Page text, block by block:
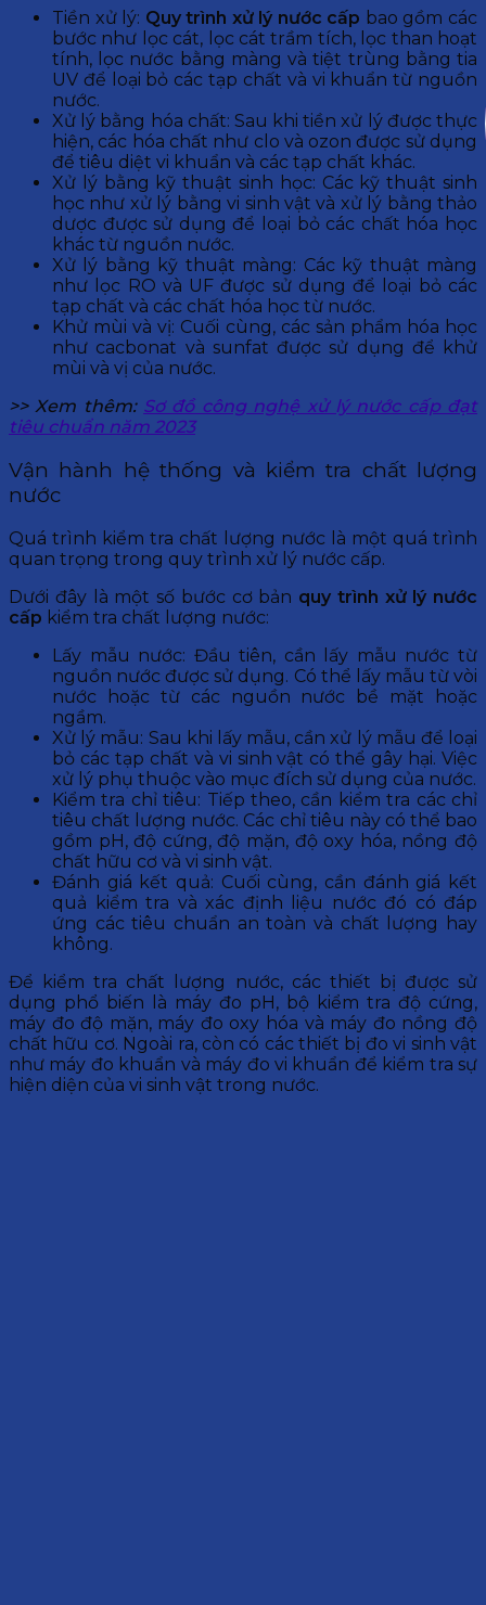
Tiền xử lý: Quy trình xử lý nước cấp bao gồm các
bước như lọc cát, lọc cát trầm tích, lọc than hoạt
tính, lọc nước bằng màng và tiệt trùng bằng tia
UV để loại bỏ các tạp chất và vi khuẩn từ nguồn
nước.
Xử lý bằng hóa chất: Sau khi tiền xử lý được thực
hiện, các hóa chất như clo và ozon được sử dụng
để tiêu diệt vi khuẩn và các tạp chất khác.
Xử lý bằng kỹ thuật sinh học: Các kỹ thuật sinh
học như xử lý bằng vi sinh vật và xử lý bằng thảo
dược được sử dụng để loại bỏ các chất hóa học
khác từ nguồn nước.
Xử lý bằng kỹ thuật màng: Các kỹ thuật màng
như lọc RO và UF được sử dụng để loại bỏ các
tạp chất và các chất hóa học từ nước.
Khử mùi và vị: Cuối cùng, các sản phẩm hóa học
như cacbonat và sunfat được sử dụng để khử
mùi và vị của nước.
>> Xem thêm: Sơ đồ công nghệ xử lý nước cấp đạt
tiêu chuẩn năm 2023
Vận hành hệ thống và kiểm tra chất lượng
nước
Quá trình kiểm tra chất lượng nước là một quá trình
quan trọng trong quy trình xử lý nước cấp.
Dưới đây là một số bước cơ bản quy trình xử lý nước
cấp kiểm tra chất lượng nước:
Lấy mẫu nước: Đầu tiên, cần lấy mẫu nước từ
nguồn nước được sử dụng. Có thể lấy mẫu từ vòi
nước hoặc từ các nguồn nước bề mặt hoặc
ngầm.
Xử lý mẫu: Sau khi lấy mẫu, cần xử lý mẫu để loại
bỏ các tạp chất và vi sinh vật có thể gây hại. Việc
xử lý phụ thuộc vào mục đích sử dụng của nước.
Kiểm tra chỉ tiêu: Tiếp theo, cần kiểm tra các chỉ
tiêu chất lượng nước. Các chỉ tiêu này có thể bao
gồm pH, độ cứng, độ mặn, độ oxy hóa, nồng độ
chất hữu cơ và vi sinh vật.
Đánh giá kết quả: Cuối cùng, cần đánh giá kết
quả kiểm tra và xác định liệu nước đó có đáp
ứng các tiêu chuẩn an toàn và chất lượng hay
không.
Để kiểm tra chất lượng nước, các thiết bị được sử
dụng phổ biến là máy đo pH, bộ kiểm tra độ cứng,
máy đo độ mặn, máy đo oxy hóa và máy đo nồng độ
chất hữu cơ. Ngoài ra, còn có các thiết bị đo vi sinh vật
như máy đo khuẩn và máy đo vi khuẩn để kiểm tra sự
hiện diện của vi sinh vật trong nước.